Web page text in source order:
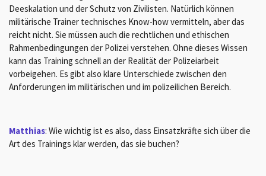
Deeskalation und der Schutz von Zivilisten. Natürlich können
militärische Trainer technisches Know-how vermitteln, aber das
reicht nicht. Sie müssen auch die rechtlichen und ethischen
Rahmenbedingungen der Polizei verstehen. Ohne dieses Wissen
kann das Training schnell an der Realität der Polizeiarbeit
vorbeigehen. Es gibt also klare Unterschiede zwischen den
Anforderungen im militärischen und im polizeilichen Bereich.
Matthias: Wie wichtig ist es also, dass Einsatzkräfte sich über die
Art des Trainings klar werden, das sie buchen?